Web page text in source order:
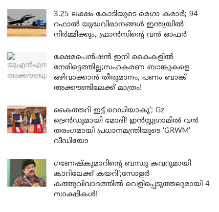
3.25 ലക്ഷം കോടിയുടെ മെഗാ കരാർ; 94
റഫാൽ യുദ്ധവിമാനങ്ങൾ ഇന്ത്യയിൽ
നിർമ്മിക്കും, ഫ്രാൻസിന്റെ വൻ ഓഫർ
ക്ഷേമപെൻഷൻ ഇനി കൈകളിൽ
നേരിട്ടെത്തില്ല;സഹകരണ ബാങ്കുകളെ
ഒഴിവാക്കാൻ തീരുമാനം, പണം ബാങ്ക്
അക്കൗണ്ടിലേക്ക് മാത്രം!
കൈത്തറി ഇട്ട് റെഡിയാകൂ’; Gz
ട്രെൻഡുമായി മോദി! ഇൻസ്റ്റഗ്രാമിൽ വൻ
തരംഗമായി പ്രധാനമന്ത്രിയുടെ ‘GRWM’
വീഡിയോ
ഗണേഷ്കുമാറിന്റെ ബന്ധു കവറുമായി
കാറിലേക്ക് കയറി’;സോളർ
കത്തുവിവാദത്തിൽ വെളിപ്പെടുത്തലുമായി 4
സാക്ഷികൾ!